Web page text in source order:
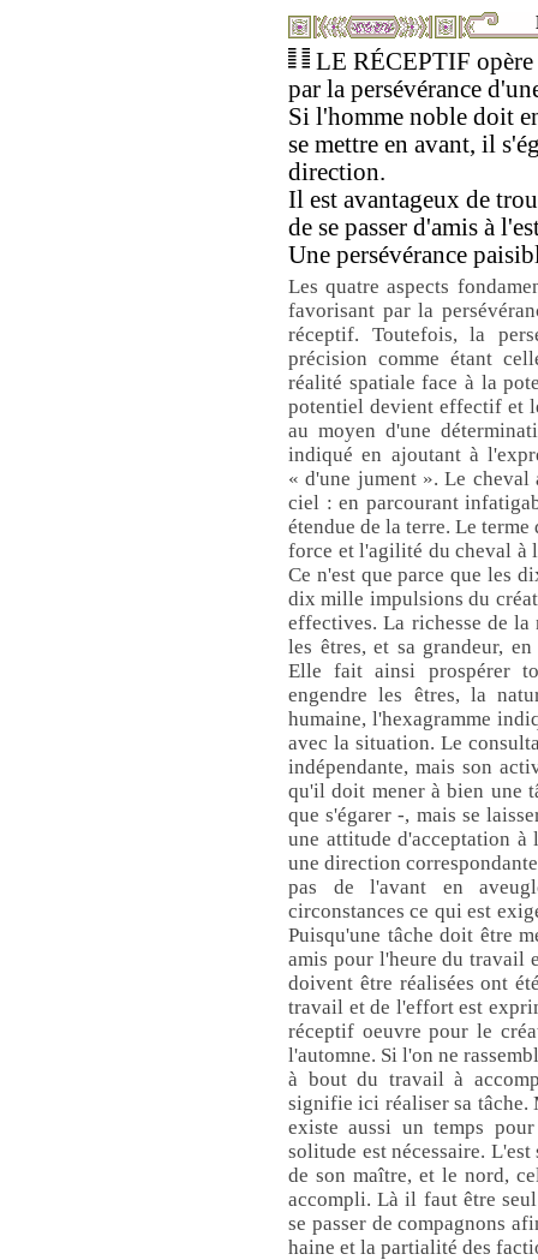
LE RÉCEPTIF
par la persévérance
Si l'homme noble doit
se mettre en avant, il
direction.
Il est avantageux de
de se passer d'amis à
Une persévérance
Les quatre aspects
favorisant par la
réceptif. Toutefois, la
précision comme étant
réalité spatiale face à la
potentiel devient effectif et
au moyen d'une
indiqué en ajoutant à
« d'une jument ». Le
ciel : en parcourant
étendue de la terre. Le
force et l'agilité du cheval à
Ce n'est que parce que les
dix mille impulsions du
effectives. La richesse de
les êtres, et sa grandeur,
Elle fait ainsi prospérer
engendre les êtres, la
humaine, l'hexagramme
avec la situation. Le
indépendante, mais son
qu'il doit mener à bien une
que s'égarer -, mais se
une attitude d'acceptation
une direction
pas de l'avant en
circonstances ce qui est
Puisqu'une tâche doit être
amis pour l'heure du travail
doivent être réalisées ont
travail et de l'effort est
réceptif oeuvre pour le
l'automne. Si l'on ne
à bout du travail à
signifie ici réaliser sa
existe aussi un temps
solitude est nécessaire.
de son maître, et le nord,
accompli. Là il faut être
se passer de compagnons
haine et la partialité des